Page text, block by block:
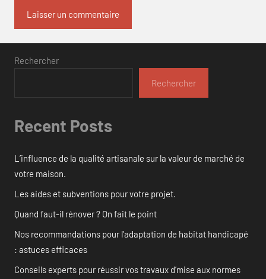
Rechercher
Rechercher
Recent Posts
L’influence de la qualité artisanale sur la valeur de marché de
votre maison.
Les aides et subventions pour votre projet.
Quand faut-il rénover ? On fait le point
Nos recommandations pour l’adaptation de habitat handicapé
: astuces efficaces
Conseils experts pour réussir vos travaux d’mise aux normes